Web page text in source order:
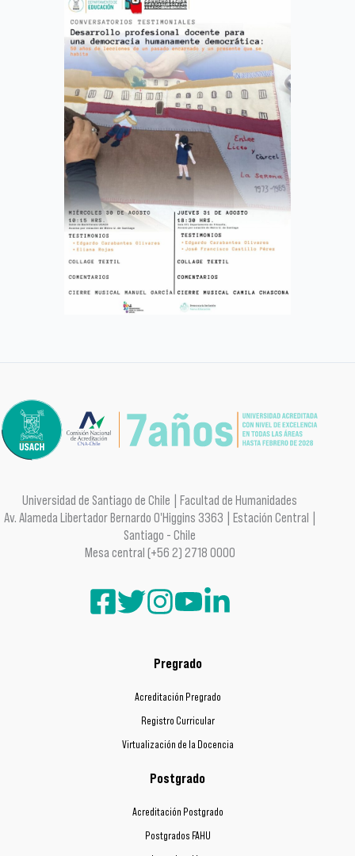
Universidad de Santiago de Chile | Facultad de Humanidades
Av. Alameda Libertador Bernardo O'Higgins 3363 | Estación Central |
Santiago - Chile
Mesa central (+56 2) 2718 0000
Pregrado
Acreditación Pregrado
Registro Curricular
Virtualización de la Docencia
Postgrado
Acreditación Postgrado
Postgrados FAHU